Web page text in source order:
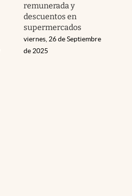
remunerada y
descuentos en
supermercados
viernes, 26 de Septiembre
de 2025